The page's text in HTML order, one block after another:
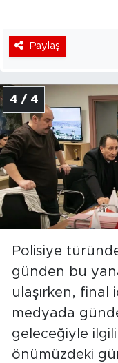
Paylaş
4 / 4
Polisiye
günden bu
ulaşırken, final
medyada
geleceğiyle ilgili
önümüzdeki